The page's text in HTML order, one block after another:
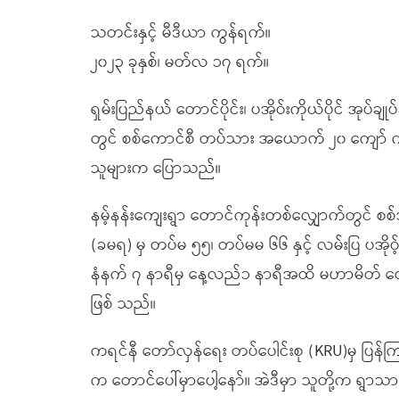
သတင်းနှင့် မီဒီယာ ကွန်ရက်။
၂၀၂၃ ခုနှစ်၊ မတ်လ ၁၇ ရက်။
ရှမ်းပြည်နယ် တောင်ပိုင်း၊ ပအိုဝ်းကိုယ်ပိုင် အုပ်ချု
တွင် စစ်ကောင်စီ တပ်သား အယောက် ၂၀ ကျေ
သူများက ပြောသည်။
နမ့်နန်းကျေးရွာ တောင်ကုန်းတစ်လျှောက်တွင် စ
(ခမရ) မှ တပ်မ ၅၅၊ တပ်မမ ၆၆ နှင့် လမ်းပြ
နံနက် ၇ နာရီမှ နေ့လည်၁ နာရီအထိ မဟာမိတ် တေ
ဖြစ် သည်။
ကရင်နီ တော်လှန်ရေး တပ်ပေါင်းစု (KRU)မှ ပ
က တောင်ပေါ်မှာပေါ့နော်။ အဲဒီမှာ သူတို့က ရွာသ